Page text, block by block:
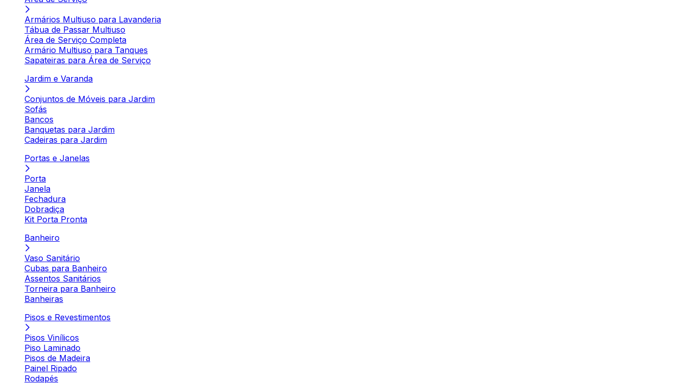
Armários Multiuso para Lavanderia
Tábua de Passar Multiuso
Área de Serviço Completa
Armário Multiuso para Tanques
Sapateiras para Área de Serviço
Jardim e Varanda
Conjuntos de Móveis para Jardim
Sofás
Bancos
Banquetas para Jardim
Cadeiras para Jardim
Portas e Janelas
Porta
Janela
Fechadura
Dobradiça
Kit Porta Pronta
Banheiro
Vaso Sanitário
Cubas para Banheiro
Assentos Sanitários
Torneira para Banheiro
Banheiras
Pisos e Revestimentos
Pisos Vinílicos
Piso Laminado
Pisos de Madeira
Painel Ripado
Rodapés